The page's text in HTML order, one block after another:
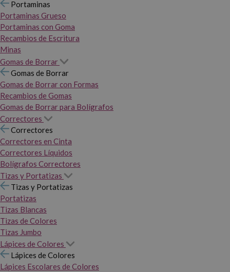
Portaminas
Portaminas Grueso
Portaminas con Goma
Recambios de Escritura
Minas
Gomas de Borrar
Gomas de Borrar
Gomas de Borrar con Formas
Recambios de Gomas
Gomas de Borrar para Bolígrafos
Correctores
Correctores
Correctores en Cinta
Correctores Líquidos
Bolígrafos Correctores
Tizas y Portatizas
Tizas y Portatizas
Portatizas
Tizas Blancas
Tizas de Colores
Tizas Jumbo
Lápices de Colores
Lápices de Colores
Lápices Escolares de Colores